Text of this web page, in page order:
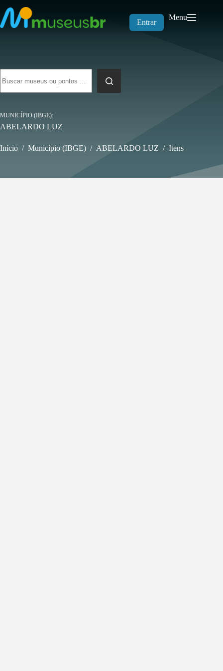
para
o
conteúdo
Entrar
Menu
resultados
MUNICÍPIO (IBGE)
ABELARDO LUZ
Início / Município (IBGE) / ABELARDO LUZ / Itens